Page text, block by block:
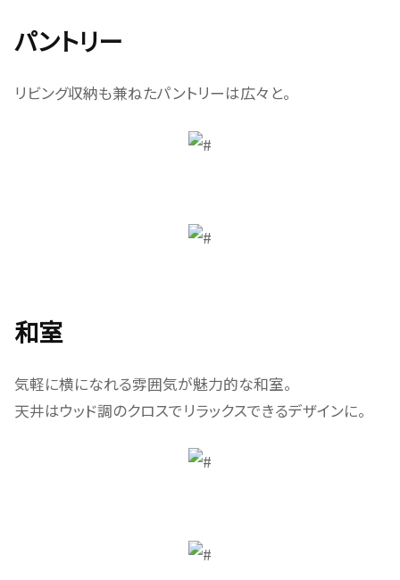
パントリー
リビング収納も兼ねたパントリーは広々と。
和室
気軽に横になれる雰囲気が魅力的な和室。
天井はウッド調のクロスでリラックスできるデザインに。